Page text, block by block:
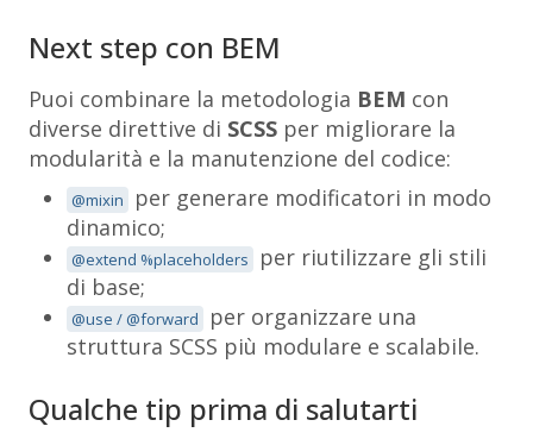
Next step con BEM
Puoi combinare la metodologia BEM con
diverse direttive di SCSS per migliorare la
modularità e la manutenzione del codice:
@mixin
per generare modificatori in modo
dinamico;
@extend %placeholders
per riutilizzare gli stili
di base;
@use / @forward
per organizzare una
struttura SCSS più modulare e scalabile.
Qualche tip prima di salutarti